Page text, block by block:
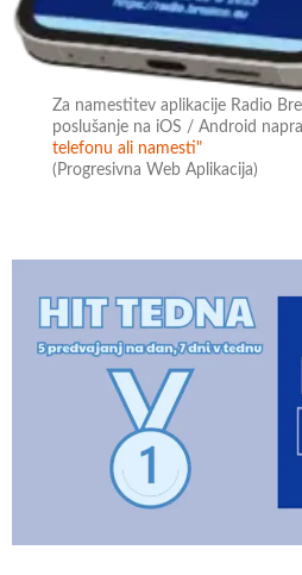
Za namestitev aplikacije Radio
poslušanje na iOS / Android
telefonu ali namesti"
(Progresivna Web Aplikacija)